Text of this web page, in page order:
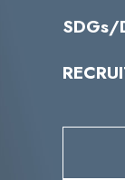
IRカレ
IRライ
よく
SDGs/
当グル
SDGs
D&I
募集職
メッセ
メン